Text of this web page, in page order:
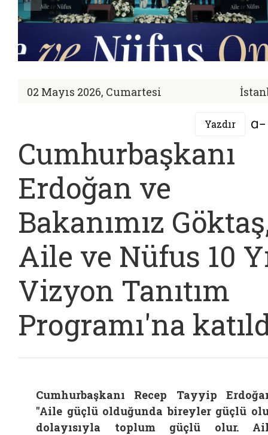
02 Mayıs 2026, Cumartesi
Yazdır
Cumhurbaşkanı
Erdoğan ve
Bakanımız
Aile ve Nüfus 10
Vizyon Tanıtım
Programı'na
Cumhurbaşkanı Recep Tayyip
"Aile güçlü olduğunda bireyler güçlü
dolayısıyla toplum güçlü olur.